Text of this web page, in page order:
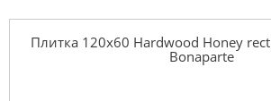
Плитка 120x60 Hardwood Honey
Bonaparte